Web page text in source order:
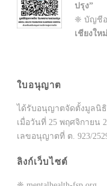
ปรุง”
❈ บัญชีอ
เชียงใหม่
ใบอนุญาต
ได้รับอนุญาตจัดตั้งมูลนิธิ
เมื่อวันที่ 25 พฤศจิกายน
เลขอนุญาตที่ ต. 923/
ลิงก์เว็บไซต์